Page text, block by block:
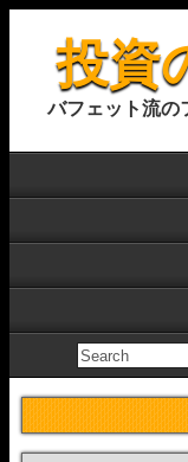
投資
バフェット流の